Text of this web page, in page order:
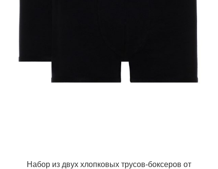
Набор из двух хлопковых трусов-боксеров от